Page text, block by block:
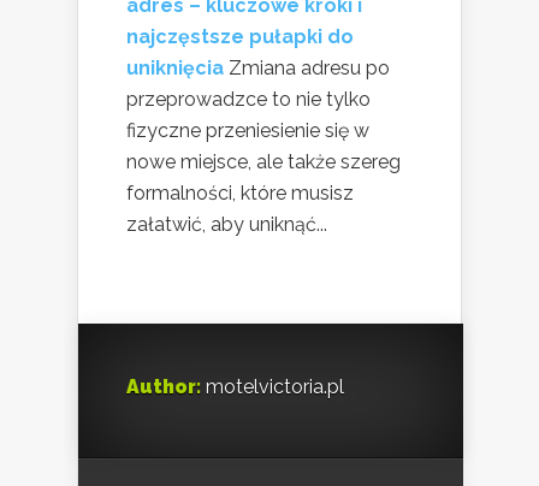
adres – kluczowe kroki i
najczęstsze pułapki do
uniknięcia Zmiana adresu po
przeprowadzce to nie tylko
fizyczne przeniesienie się w
nowe miejsce, ale także szereg
formalności, które musisz
załatwić, aby uniknąć...
Author: motelvictoria.pl